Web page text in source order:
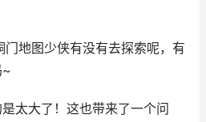
地图少侠有没有去探索呢，有
~
太大了！这也带来了一个问